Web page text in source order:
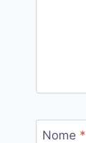
Nome *